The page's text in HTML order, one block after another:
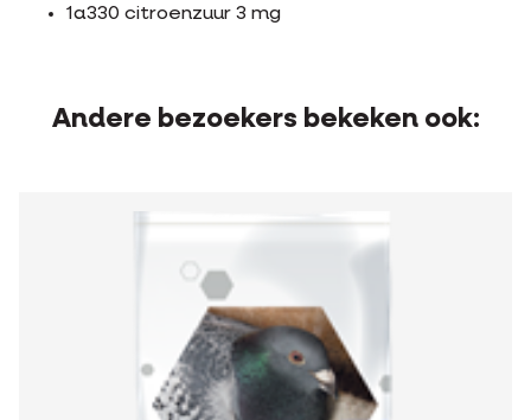
1a330 citroenzuur 3 mg
Andere bezoekers bekeken ook: